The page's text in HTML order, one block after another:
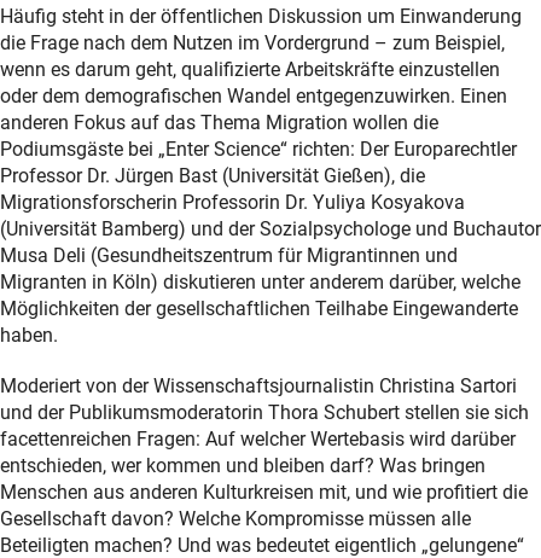
Häufig steht in der öffentlichen Diskussion um Einwanderung
die Frage nach dem Nutzen im Vordergrund – zum Beispiel,
wenn es darum geht, qualifizierte Arbeitskräfte einzustellen
oder dem demografischen Wandel entgegenzuwirken. Einen
anderen Fokus auf das Thema Migration wollen die
Podiumsgäste bei „Enter Science“ richten: Der Europarechtler
Professor Dr. Jürgen Bast (Universität Gießen), die
Migrationsforscherin Professorin Dr. Yuliya Kosyakova
(Universität Bamberg) und der Sozialpsychologe und Buchautor
Musa Deli (Gesundheitszentrum für Migrantinnen und
Migranten in Köln) diskutieren unter anderem darüber, welche
Möglichkeiten der gesellschaftlichen Teilhabe Eingewanderte
haben.
Moderiert von der Wissenschaftsjournalistin Christina Sartori
und der Publikumsmoderatorin Thora Schubert stellen sie sich
facettenreichen Fragen: Auf welcher Wertebasis wird darüber
entschieden, wer kommen und bleiben darf? Was bringen
Menschen aus anderen Kulturkreisen mit, und wie profitiert die
Gesellschaft davon? Welche Kompromisse müssen alle
Beteiligten machen? Und was bedeutet eigentlich „gelungene“